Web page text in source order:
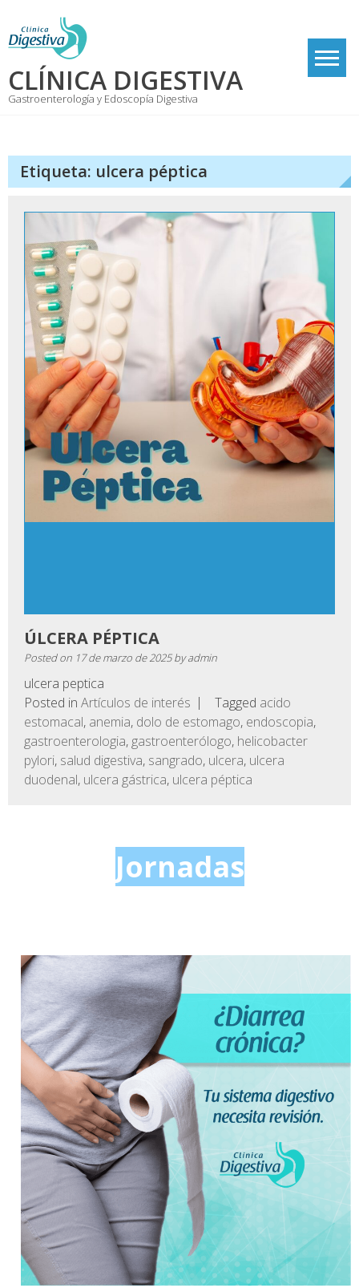
content
CLÍNICA DIGESTIVA
Gastroenterología y Edoscopía Digestiva
Etiqueta: ulcera péptica
ÚLCERA PÉPTICA
Posted on 17 de marzo de 2025byadmin
ulcera peptica
Posted in Artículos de interés Tagged acido
estomacal, anemia, dolo de estomago, endoscopia,
gastroenterologia, gastroenterólogo, helicobacter
pylori, salud digestiva, sangrado, ulcera, ulcera
duodenal, ulcera gástrica, ulcera péptica
Jornadas